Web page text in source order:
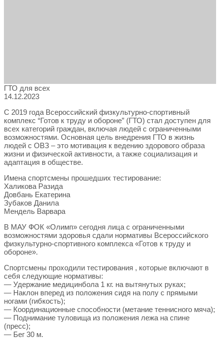
ГТО для всех
14.12.2023
С 2019 года Всероссийский физкультурно-спортивный
комплекс “Готов к труду и обороне” (ГТО) стал доступен для
всех категорий граждан, включая людей с ограниченными
возможностями. Основная цель внедрения ГТО в жизнь
людей с ОВЗ – это мотивация к ведению здорового образа
жизни и физической активности, а также социализация и
адаптация в обществе.
Имена спортсмены прошедших тестирование:
Халикова Разида
Довбань Екатерина
Зубаков Данила
Мендель Варвара
В МАУ ФОК «Олимп» сегодня лица с ограниченными
возможностями здоровья сдали нормативы Всероссийского
физкультурно-спортивного комплекса «Готов к труду и
обороне».
Спортсмены проходили тестирования , которые включают в
себя следующие нормативы:
— Удержание медицинбола 1 кг. на вытянутых руках;
— Наклон вперед из положения сидя на полу с прямыми
ногами (гибкость);
— Координационные способности (метание теннисного мяча);
— Поднимание туловища из положения лежа на спине
(пресс);
— Бег 30 м.